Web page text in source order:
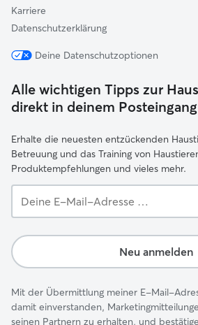
Karriere
Datenschutzerklärung
Deine Datenschutzoptionen
Alle wichtigen Tipps zur
direkt in deinem Posteingang
Erhalte die neuesten entzückenden
Betreuung und das Training von
Produktempfehlungen und vieles mehr.
E-
Adresse …
Neu anmelden
Mit der Übermittlung meiner E-Mail-
damit einverstanden,
seinen Partnern zu erhalten, und